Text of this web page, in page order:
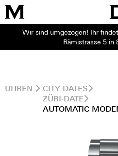
Wir sind umgezogen! Ihr
Rämistrasse 5 in
UHREN
CITY DATES
ZÜRI-DATE
AUTOMATIC